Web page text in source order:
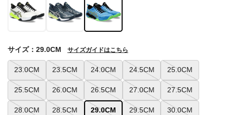
23.0CM 23.5CM 24.0CM 24.5CM 25.0CM
25.5CM 26.0CM 26.5CM 27.0CM 27.5CM
28.0CM 28.5CM 29.0CM 29.5CM 30.0CM
サイズ：29.0CM サイズガイドはこちら